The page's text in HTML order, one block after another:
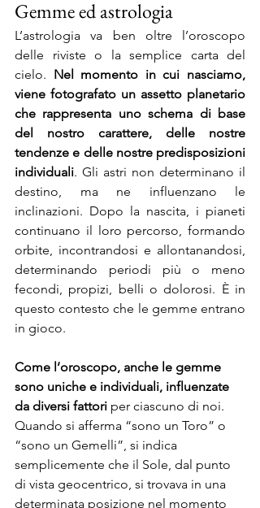
Gemme ed astrologia
L’astrologia va ben oltre l’oroscopo
delle riviste o la semplice carta del
cielo. Nel momento in cui nasciamo,
viene fotografato un assetto planetario
che rappresenta uno schema di base
del nostro carattere, delle nostre
tendenze e delle nostre predisposizioni
individuali. Gli astri non determinano il
destino, ma ne influenzano le
inclinazioni. Dopo la nascita, i pianeti
continuano il loro percorso, formando
orbite, incontrandosi e allontanandosi,
determinando periodi più o meno
fecondi, propizi, belli o dolorosi. È in
questo contesto che le gemme entrano
in gioco.
Come l’oroscopo, anche le gemme
sono uniche e individuali, influenzate
da diversi fattori per ciascuno di noi.
Quando si afferma “sono un Toro” o
“sono un Gemelli”, si indica
semplicemente che il Sole, dal punto
di vista geocentrico, si trovava in una
determinata posizione nel momento